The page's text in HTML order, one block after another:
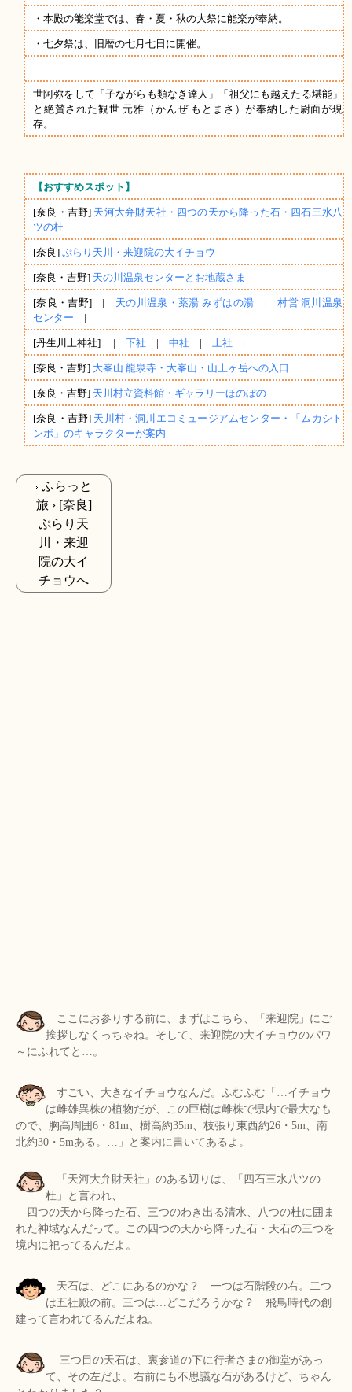
・本殿の能楽堂では、春・夏・秋の大祭に能楽が奉納。
・七夕祭は、旧暦の七月七日に開催。
世阿弥をして「子ながらも類なき達人」「祖父にも越えたる堪能」
と絶賛された観世 元雅（かんぜ もとまさ）が奉納した尉面が現
存。
【おすすめスポット】
[奈良・吉野] 天河大弁財天社・四つの天から降った石・四石三水八
ツの杜
[奈良] ぷらり天川・来迎院の大イチョウ
[奈良・吉野] 天の川温泉センターとお地蔵さま
[奈良・吉野] | 天の川温泉・薬湯 みずはの湯 |村営 洞川温泉
センター |
[丹生川上神社] | 下社 | 中社 | 上社 |
[奈良・吉野] 大峯山 龍泉寺・大峯山・山上ヶ岳への入口
[奈良・吉野] 天川村立資料館・ギャラリーほのぼの
[奈良・吉野] 天川村・洞川エコミュージアムセンター・「ムカシト
ンボ」のキャラクターが案内
ふらっと
旅 › [奈良]
ぷらり天
川・来迎
院の大イ
チョウへ
ここにお参りする前に、まずはこちら、「来迎院」にご
挨拶しなくっちゃね。そして、来迎院の大イチョウのパワ
～にふれてと…。
すごい、大きなイチョウなんだ。ふむふむ「…イチョウ
は雌雄異株の植物だが、この巨樹は雌株で県内で最大なも
ので、胸高周囲6・81m、樹高約35m、枝張り東西約26・5m、南
北約30・5mある。…」と案内に書いてあるよ。
「天河大弁財天社」のある辺りは、「四石三水八ツの
杜」と言われ、
四つの天から降った石、三つのわき出る清水、八つの杜に囲ま
れた神域なんだって。この四つの天から降った石・天石の三つを
境内に祀ってるんだよ。
天石は、どこにあるのかな？ 一つは石階段の右。二つ
は五社殿の前。三つは…どこだろうかな？ 飛鳥時代の創
建って言われてるんだよね。
三つ目の天石は、裏参道の下に行者さまの御堂があっ
て、その左だよ。右前にも不思議な石があるけど、ちゃん